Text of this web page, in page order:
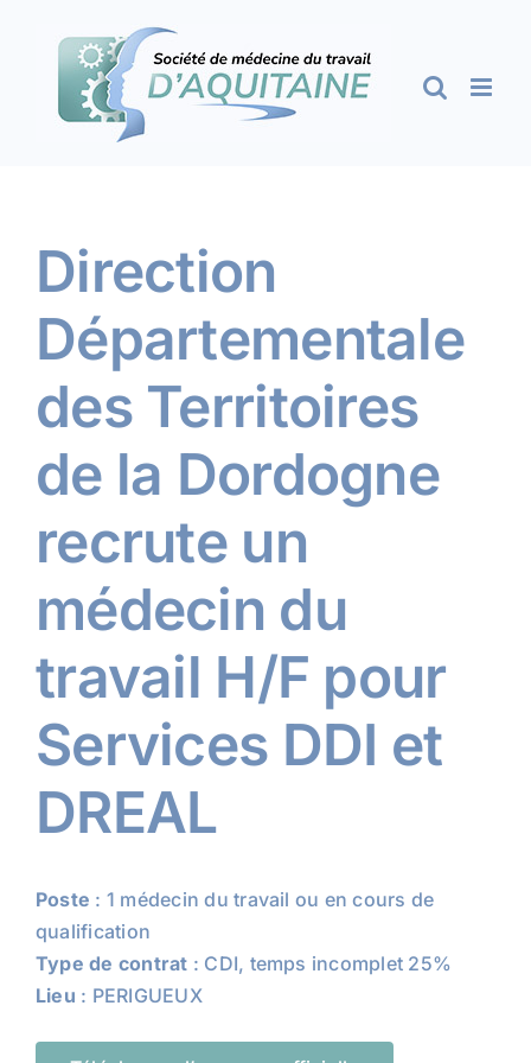
contenu
Direction
Départementale
des Territoires
de la Dordogne
recrute un
médecin du
travail H/F pour
Services DDI et
DREAL
Poste : 1 médecin du travail ou en cours de
qualification
Type de contrat : CDI, temps incomplet 25%
Lieu : PERIGUEUX